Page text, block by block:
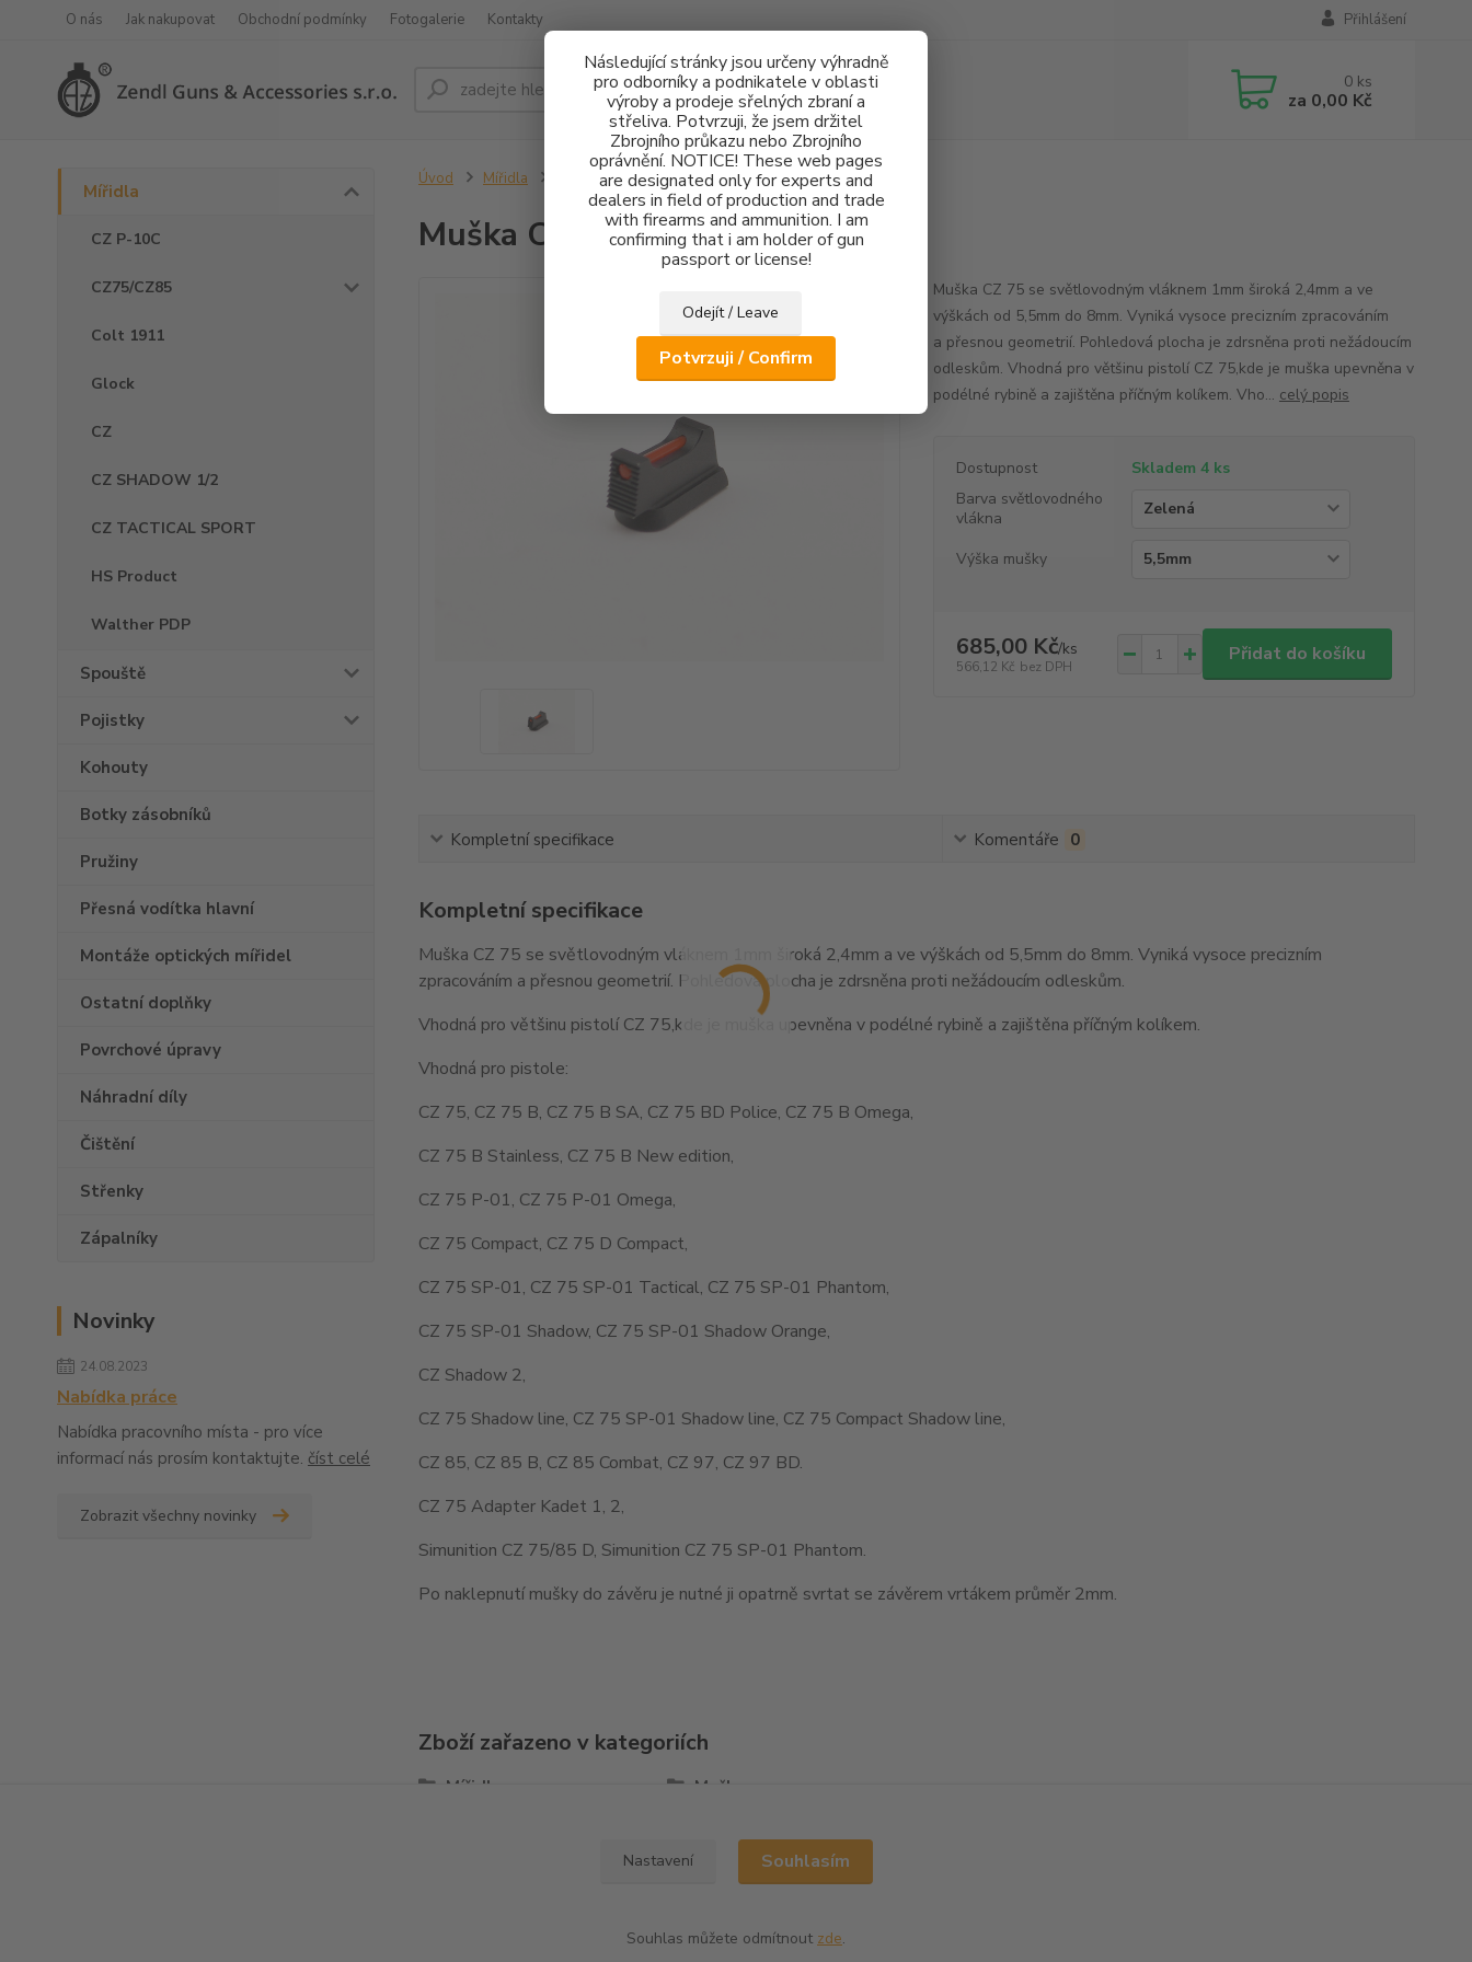
Následující stránky jsou určeny výhradně
pro odborníky a podnikatele v oblasti
výroby a prodeje sřelných zbraní a
střeliva. Potvrzuji, že jsem držitel
Zbrojního průkazu nebo Zbrojního
oprávnění. NOTICE! These web pages
are designated only for experts and
dealers in field of production and trade
with firearms and ammunition. I am
confirming that i am holder of gun
passport or license!
Odejít / Leave
Potvrzuji / Confirm
O nás Jak nakupovat Obchodní podmínky Fotogalerie Kontakty Přihlášení
Hledat 0 ks
za 0,00 Kč
Mířidla
CZ P-10C
CZ75/CZ85
Colt 1911
Glock
CZ
CZ SHADOW 1/2
CZ TACTICAL SPORT
HS Product
Walther PDP
Spouště
Pojistky
Kohouty
Botky zásobníků
Pružiny
Přesná vodítka hlavní
Montáže optických mířidel
Ostatní doplňky
Povrchové úpravy
Náhradní díly
Čištění
Střenky
Zápalníky
Novinky
24.08.2023
Nabídka práce
Nabídka pracovního místa - pro více
informací nás prosím kontaktujte. číst celé
Zobrazit všechny novinky
Úvod Mířidla Muška CZ 75 FO 1mm - 2,4mm
Muška CZ 75 FO 1mm - 2,4mm
Muška CZ 75 se světlovodným vláknem 1mm široká 2,4mm a ve
výškách od 5,5mm do 8mm. Vyniká vysoce precizním zpracováním
a přesnou geometrií. Pohledová plocha je zdrsněna proti nežádoucím
odleskům. Vhodná pro většinu pistolí CZ 75,kde je muška upevněna v
podélné rybině a zajištěna příčným kolíkem. Vho... celý popis
Dostupnost
Skladem 4 ks
Barva světlovodného
vlákna
Výška mušky
685,00 Kč/ks
566,12 Kč bez DPH
Přidat do košíku
Kompletní specifikace Komentáře 0
Kompletní specifikace
Muška CZ 75 se světlovodným vláknem 1mm široká 2,4mm a ve výškách od 5,5mm do 8mm. Vyniká vysoce precizním
zpracováním a přesnou geometrií. Pohledová plocha je zdrsněna proti nežádoucím odleskům.
Vhodná pro většinu pistolí CZ 75,kde je muška upevněna v podélné rybině a zajištěna příčným kolíkem.
Vhodná pro pistole:
CZ 75, CZ 75 B, CZ 75 B SA, CZ 75 BD Police, CZ 75 B Omega,
CZ 75 B Stainless, CZ 75 B New edition,
CZ 75 P-01, CZ 75 P-01 Omega,
CZ 75 Compact, CZ 75 D Compact,
CZ 75 SP-01, CZ 75 SP-01 Tactical, CZ 75 SP-01 Phantom,
CZ 75 SP-01 Shadow, CZ 75 SP-01 Shadow Orange,
CZ Shadow 2,
CZ 75 Shadow line, CZ 75 SP-01 Shadow line, CZ 75 Compact Shadow line,
CZ 85, CZ 85 B, CZ 85 Combat, CZ 97, CZ 97 BD.
CZ 75 Adapter Kadet 1, 2,
Simunition CZ 75/85 D, Simunition CZ 75 SP-01 Phantom.
Po naklepnutí mušky do závěru je nutné ji opatrně svrtat se závěrem vrtákem průměr 2mm.
Zboží zařazeno v kategoriích
Mířidla Mušky
Nastavení Souhlasím
Souhlas můžete odmítnout zde.